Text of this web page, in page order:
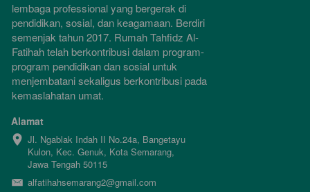
lembaga professional yang bergerak di
pendidikan, sosial, dan keagamaan. Berdiri
semenjak tahun 2017. Rumah Tahfidz Al-
Fatihah telah berkontribusi dalam program-
program pendidikan dan sosial untuk
menjembatani sekaligus berkontribusi pada
kemaslahatan umat.
Alamat
Jl. Ngablak Indah II No.24a, Bangetayu
Kulon, Kec. Genuk, Kota Semarang,
Jawa Tengah 50115
alfatihahsemarang2@gmail.com